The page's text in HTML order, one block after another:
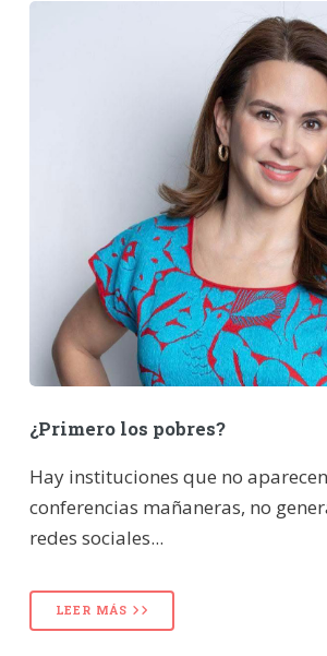
¿Primero los pobres?
Hay instituciones que no
conferencias mañaneras, no
redes sociales...
LEER MÁS